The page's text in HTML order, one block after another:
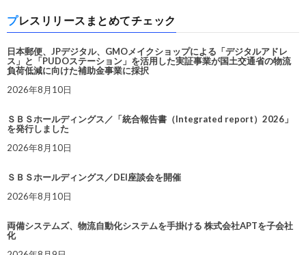
プレスリリースまとめてチェック
日本郵便、JPデジタル、GMOメイクショップによる「デジタルアドレ
ス」と「PUDOステーション」を活用した実証事業が国土交通省の物流
負荷低減に向けた補助金事業に採択
2026年8月10日
ＳＢＳホールディングス／「統合報告書（Integrated report）2026」
を発行しました
2026年8月10日
ＳＢＳホールディングス／DEI座談会を開催
2026年8月10日
両備システムズ、物流自動化システムを手掛ける 株式会社APTを子会社
化